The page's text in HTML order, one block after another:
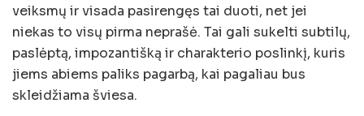
veiksmų ir visada pasirengęs tai duoti, net jei
niekas to visų pirma neprašė. Tai gali sukelti subtilų,
paslėptą, impozantišką ir charakterio poslinkį, kuris
jiems abiems paliks pagarbą, kai pagaliau bus
skleidžiama šviesa.